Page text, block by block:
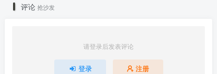
评论 抢沙发
请登录后发表评论
登录 注册